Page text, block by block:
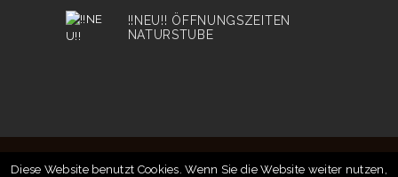
!!NEU!! ÖFFNUNGSZEITEN
NATURSTUBE
Diese Website benutzt Cookies. Wenn Sie die Website weiter nutzen,